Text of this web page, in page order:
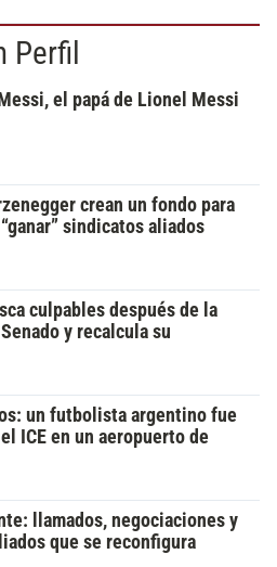
Perfil
el papá de Lionel Messi
crean un fondo para
sindicatos aliados
culpables después de la
y recalcula su
un futbolista argentino fue
ICE en un aeropuerto de
llamados, negociaciones y
que se reconfigura